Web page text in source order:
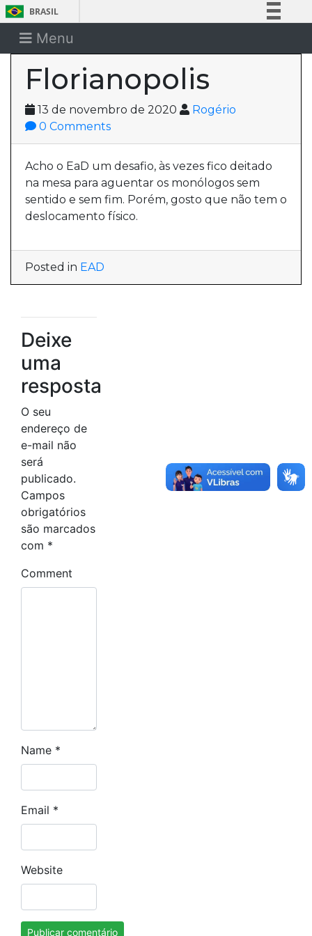
BRASIL
Comunica BR
Participe
Legislação
Menu
Florianopolis
13 de novembro de 2020
Rogério
0 Comments
Acho o EaD um desafio, às vezes fico deitado
na mesa para aguentar os monólogos sem
sentido e sem fim. Porém, gosto que não tem o
deslocamento físico.
Posted in EAD
Deixe
uma
resposta
O seu
endereço de
e-mail não
será
publicado.
Campos
obrigatórios
são marcados
com *
Comment
Name *
Email *
Website